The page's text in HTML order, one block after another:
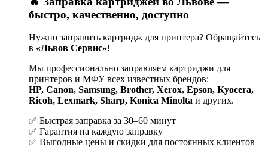
быстро, качественно, доступно
Нужно заправить картридж для принтера? Обращайтесь
в «Львов Сервис»!
Мы профессионально заправляем картриджи для
принтеров и МФУ всех известных брендов:
HP, Canon, Samsung, Brother, Xerox, Epson, Kyocera,
Ricoh, Lexmark, Sharp, Konica Minolta и других.
✅ Быстрая заправка за 30–60 минут
✅ Гарантия на каждую заправку
✅ Выгодные цены и скидки для постоянных клиентов